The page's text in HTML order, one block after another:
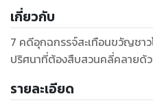
เกี่ยวกับ
7 คดีอุกฉกรรจ์สะเทือนขวัญชา
ปริศนาที่ต้องสืบสวนคลี่คลายด้
รายละเอียด